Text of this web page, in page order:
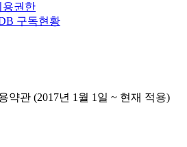
용권한
구독현황
약관 (2017년 1월 1일 ~ 현재 적용)